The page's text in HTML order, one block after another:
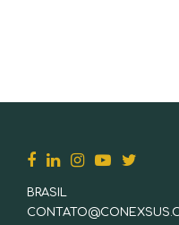
BRASIL